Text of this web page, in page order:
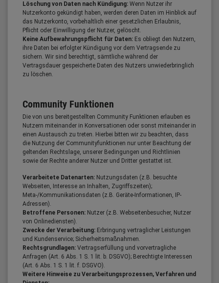
Löschung von Daten nach Kündigung: Wenn Nutzer ihr
Nutzerkonto gekündigt haben, werden deren Daten im Hinblick auf
das Nutzerkonto, vorbehaltlich einer gesetzlichen Erlaubnis,
Pflicht oder Einwilligung der Nutzer, gelöscht.
Keine Aufbewahrungspflicht für Daten: Es obliegt den Nutzern,
ihre Daten bei erfolgter Kündigung vor dem Vertragsende zu
sichern. Wir sind berechtigt, sämtliche während der
Vertragsdauer gespeicherte Daten des Nutzers unwiederbringlich
zu löschen.
Community Funktionen
Die von uns bereitgestellten Community Funktionen erlauben es
Nutzern miteinander in Konversationen oder sonst miteinander in
einen Austausch zu treten. Hierbei bitten wir zu beachten, dass
die Nutzung der Communityfunktionen nur unter Beachtung der
geltenden Rechtslage, unserer Bedingungen und Richtlinien
sowie der Rechte anderer Nutzer und Dritter gestattet ist.
Verarbeitete Datenarten: Nutzungsdaten (z.B. besuchte
Webseiten, Interesse an Inhalten, Zugriffszeiten);
Meta-/Kommunikationsdaten (z.B. Geräte-Informationen, IP-
Adressen).
Betroffene Personen: Nutzer (z.B. Webseitenbesucher, Nutzer
von Onlinediensten).
Zwecke der Verarbeitung: Erbringung vertraglicher Leistungen
und Kundenservice; Sicherheitsmaßnahmen.
Rechtsgrundlagen: Vertragserfüllung und vorvertragliche
Anfragen (Art. 6 Abs. 1 S. 1 lit. b. DSGVO); Berechtigte Interessen
(Art. 6 Abs. 1 S. 1 lit. f. DSGVO).
Weitere Hinweise zu Verarbeitungsprozessen, Verfahren und